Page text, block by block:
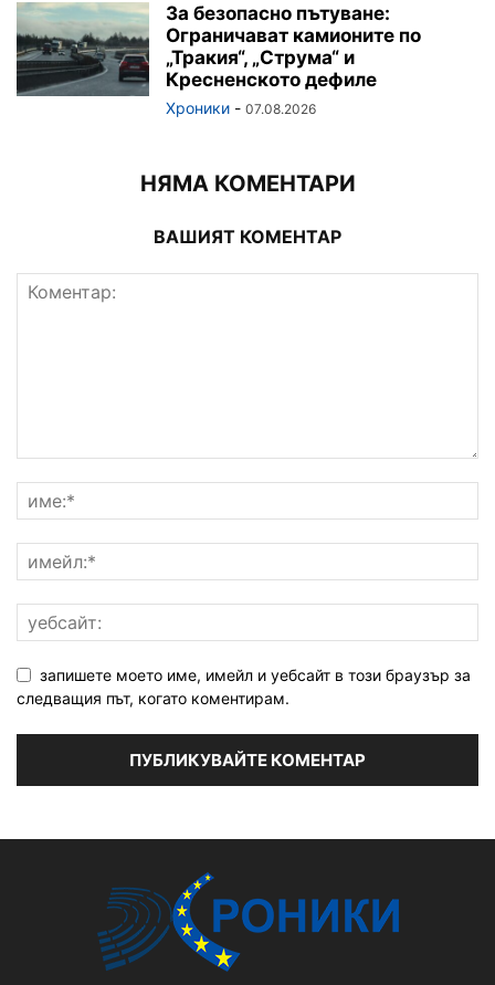
За безопасно пътуване:
Ограничават камионите по
„Тракия“, „Струма“ и
Кресненското дефиле
Хроники - 07.08.2026
НЯМА КОМЕНТАРИ
ВАШИЯТ КОМЕНТАР
запишете моето име, имейл и уебсайт в този браузър за
следващия път, когато коментирам.